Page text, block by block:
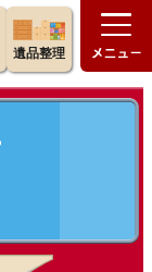
遺品整理